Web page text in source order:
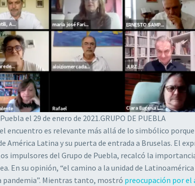
el 29 de enero de 2021.GRUPO DE PUEBLA
encuentro es relevante más allá de lo simbólico
América Latina y su puerta de entrada a Bruselas. El
impulsores del Grupo de Puebla, recalcó la
En su opinión, “el camino a la unidad de
pandemia”. Mientras tanto, mostró preocupación por el